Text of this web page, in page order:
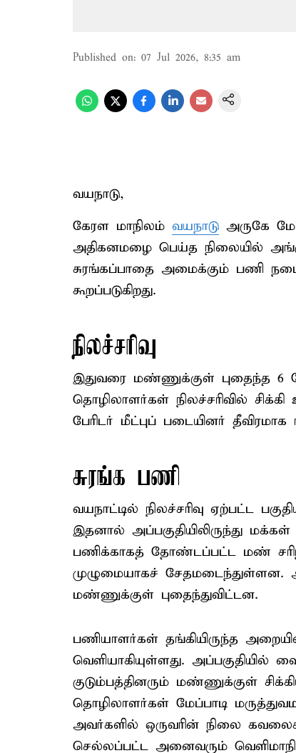
Published on: 07 Jul 2026, 8:35 am
வயநாடு,
கேரள மாநிலம் வயநாடு அருகே
அதிகனமழை பெய்த நிலையில் அங்கு
சுரங்கப்பாதை அமைக்கும் பணி
கூறப்படுகிறது.
நிலச்சரிவு
இதுவரை மண்ணுக்குள் புதைந்த 6
தொழிலாளர்கள் நிலச்சரிவில்
பேரிடர் மீட்புப் படையினர் தீவிரமாக
சுரங்க பணி
வயநாட்டில் நிலச்சரிவு ஏற்பட்ட
இதனால் அப்பகுதியிலிருந்து
பணிக்காகத் தோண்டப்பட்ட மண்
முழுமையாகச் சேதமடைந்துள்ளன.
மண்ணுக்குள் புதைந்துவிட்டன.
பணியாளர்கள் தங்கியிருந்த
வெளியாகியுள்ளது.
குடும்பத்தினரும் மண்ணுக்குள்
தொழிலாளர்கள் மேப்பாடி
அவர்களில் ஒருவரின் நிலை
செல்லப்பட்ட அனைவரும்